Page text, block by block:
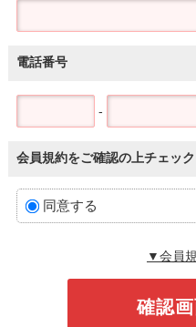
電話番号
-
会員規約をご確認の上チェッ
同意する
▼会員